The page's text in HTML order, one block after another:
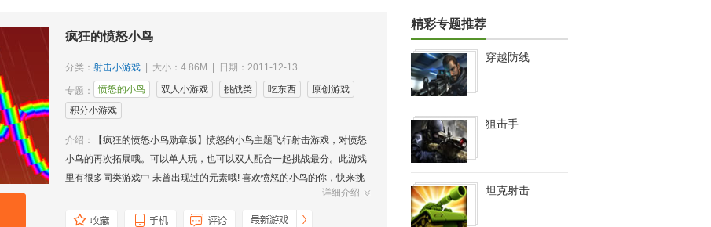
疯狂的愤怒小鸟
分类： 射击小游戏 | 大小：4.86M | 日期：2011-12-13
专题： 愤怒的小鸟 双人小游戏 挑战类 吃东西
原创游戏
积分小游戏
介绍：
【疯狂的愤怒小鸟勋章版】愤怒的小鸟主题飞行射击游戏，对愤怒
小鸟的再次拓展哦。可以单人玩，也可以双人配合一起挑战最分。此游戏
里有很多同类游戏中 未曾出现过的元素哦! 喜欢愤怒的小鸟的你，快来挑
战一下吧!红鸟很普通。黄鸟比红鸟速度快。蓝鸟体积小速度快。绿鸟子弹
威力很大。白鸟红绿金币都加分。红鸟血很多。黑鸟是无敌的。
详细介绍
精彩专题推荐
穿越防线
狙击手
坦克射击